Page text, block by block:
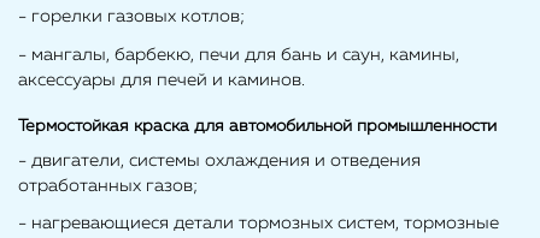
- горелки газовых котлов;
- мангалы, барбекю, печи для бань и саун, камины,
аксессуары для печей и каминов.
Термостойкая краска для автомобильной промышленности
- двигатели, системы охлаждения и отведения
отработанных газов;
- нагревающиеся детали тормозных систем, тормозные